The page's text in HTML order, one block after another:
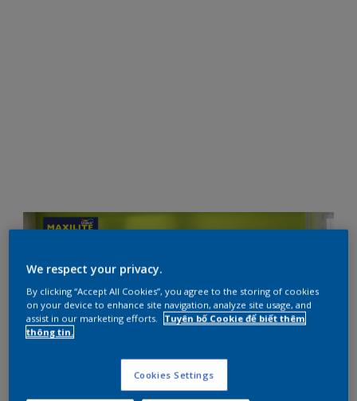
We respect your privacy.
By clicking “Accept All Cookies”, you agree to the storing of cookies
on your device to enhance site navigation, analyze site usage, and
assist in our marketing efforts.
Tuyên bố Cookie để biết thêm
thông tin.
Cookies Settings